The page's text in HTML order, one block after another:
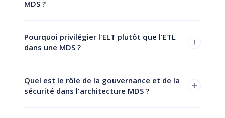
MDS ?
Pourquoi privilégier l'ELT plutôt que l'ETL
dans une MDS ?
+
Quel est le rôle de la gouvernance et de la
sécurité dans l'architecture MDS ?
+